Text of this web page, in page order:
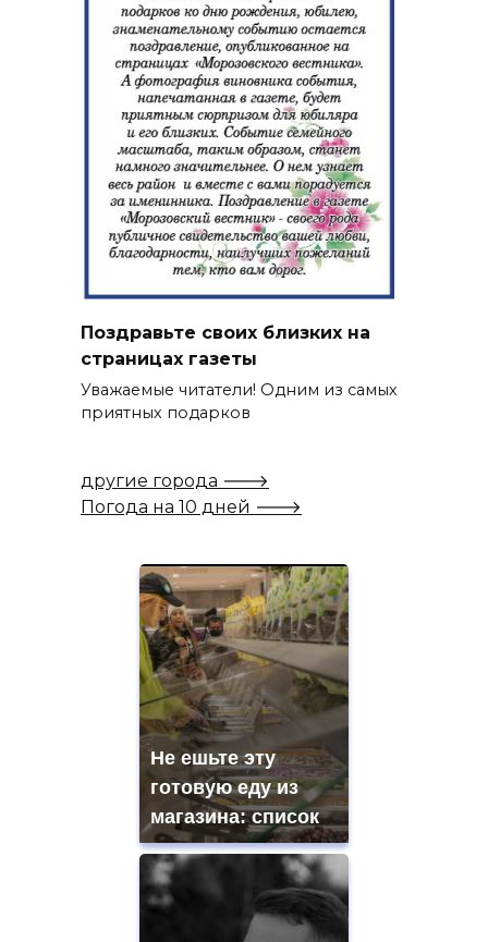
Поздравьте своих близких на
страницах газеты
Уважаемые читатели! Одним из самых
приятных подарков
другие города 🡒
Погода на 10 дней 🡒
Не ешьте эту
готовую еду из
магазина: список